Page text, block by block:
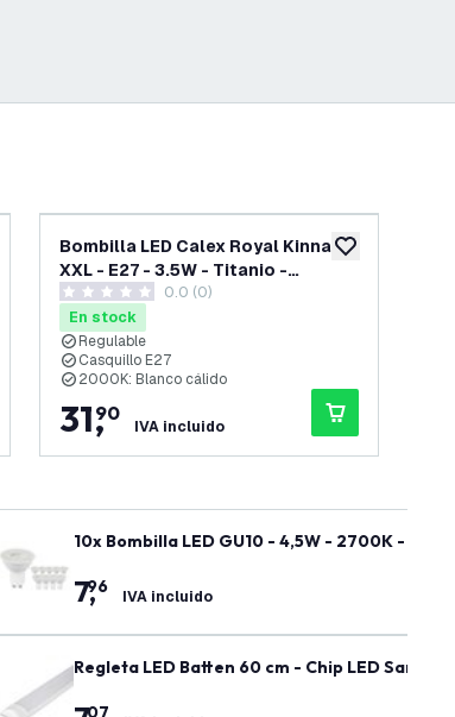
a lista de deseos añadir a lista
Bombilla LED Calex Royal Kinna
XXL - E27 - 3.5W - Titanio -
Regulable
0 estrellas de puntuación
0.0 (0)
En stock
Regulable
Casquillo E27
2000K: Blanco cálido
31,
90
IVA incluido
10x Bombilla LED GU10 - 4,5W - 2700K - 345
7,
96 IVA incluido
Regleta LED Batten 60 cm - Chip LED
07